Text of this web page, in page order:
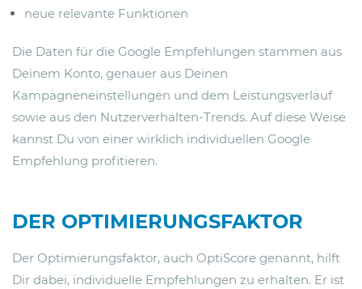
neue relevante Funktionen
Die Daten für die Google Empfehlungen stammen aus
Deinem Konto, genauer aus Deinen
Kampagneneinstellungen und dem Leistungsverlauf
sowie aus den Nutzerverhalten-Trends. Auf diese Weise
kannst Du von einer wirklich individuellen Google
Empfehlung profitieren.
DER OPTIMIERUNGSFAKTOR
Der Optimierungsfaktor, auch OptiScore genannt, hilft
Dir dabei, individuelle Empfehlungen zu erhalten. Er ist